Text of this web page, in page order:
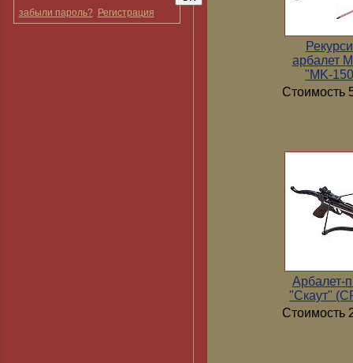
забыли пароль? Регистрация
арбалет
"MK-
Стоимость
Арбалет-
"Скаут"
Стоимость